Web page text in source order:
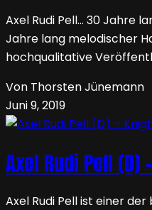
Axel Rudi Pell… 30 Jahre
Jahre lang melodischer
hochqualitative
Von Thorsten Jünemann
Juni 9, 2019
Axel Rudi Pell (D)
Axel Rudi Pell ist einer